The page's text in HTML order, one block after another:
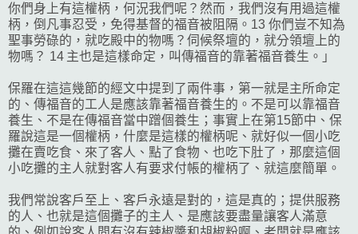
你們身上有這權柄，何況我們呢？然而，我們沒有用過這權
柄，倒凡事忍受，免得基督的福音被阻隔。13 你們豈不知為
聖事勞碌的，就吃殿中的物嗎？伺候祭壇的，就分領壇上的
物嗎？ 14 主也是這樣命定，叫傳福音的靠著福音養生。」
保羅在這這幾節的經文中提到了兩件事，第一就是主所命定
的、傳福音的工人是應該靠著福音養生的。不是可以靠福音
養生、不是在傳福音當中蹭個養生；事實上在第15節中、保
羅說這是一個權柄，什麼是這樣的權柄呢、就好似一個小吃
攤在賣吃食、來了客人、點了食物、也吃下肚了，那麼這個
小吃攤的主人就對客人有要求付帳的權柄了、就這麼簡單。
我們常說客戶至上、客戶永遠是對的，這是真的；提供服務
的人、也就是這個攤子的主人、是應該要盡量讓客人滿意